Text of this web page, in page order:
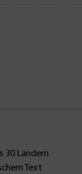
30 Ländern
Text